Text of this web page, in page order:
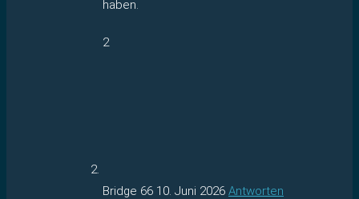
haben.
2
Bridge 66 10. Juni 2026 Antworten